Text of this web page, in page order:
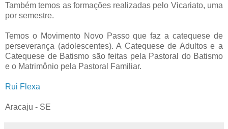
Também temos as formações realizadas pelo Vicariato, uma
por semestre.
Temos o Movimento Novo Passo que faz a catequese de
perseverança (adolescentes). A Catequese de Adultos e a
Catequese de Batismo são feitas pela Pastoral do Batismo
e o Matrimônio pela Pastoral Familiar.
Rui Flexa
Aracaju - SE